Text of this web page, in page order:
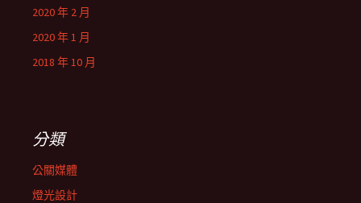
2020 年 2 月
2020 年 1 月
2018 年 10 月
分類
公關媒體
燈光設計